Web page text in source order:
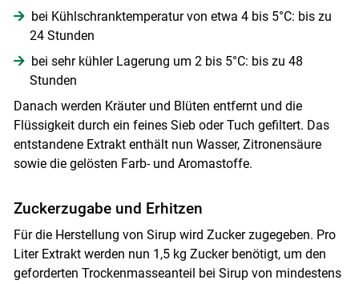
bei Kühlschranktemperatur von etwa 4 bis 5°C: bis zu
24 Stunden
bei sehr kühler Lagerung um 2 bis 5°C: bis zu 48
Stunden
Danach werden Kräuter und Blüten entfernt und die
Flüssigkeit durch ein feines Sieb oder Tuch gefiltert. Das
entstandene Extrakt enthält nun Wasser, Zitronensäure
sowie die gelösten Farb- und Aromastoffe.
Zuckerzugabe und Erhitzen
Für die Herstellung von Sirup wird Zucker zugegeben. Pro
Liter Extrakt werden nun 1,5 kg Zucker benötigt, um den
geforderten Trockenmasseanteil bei Sirup von mindestens